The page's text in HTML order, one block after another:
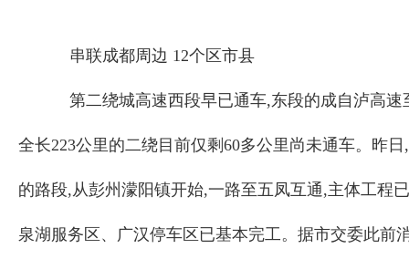
串联成都周边 12个区市县
第二绕城高速西段早已通车,东段的成自泸高
全长223公里的二绕目前仅剩60多公里尚未通车。昨
的路段,从彭州濛阳镇开始,一路至五凤互通,主体工程
泉湖服务区、广汉停车区已基本完工。据市交委此前